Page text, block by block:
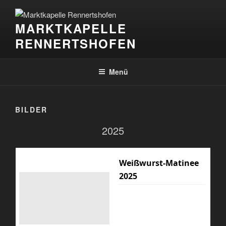
Inhalt
springenMARKTKAPELLE
RENNERTSHOFEN
Menü
BILDER
2025
Weißwurst-Matinee
2025